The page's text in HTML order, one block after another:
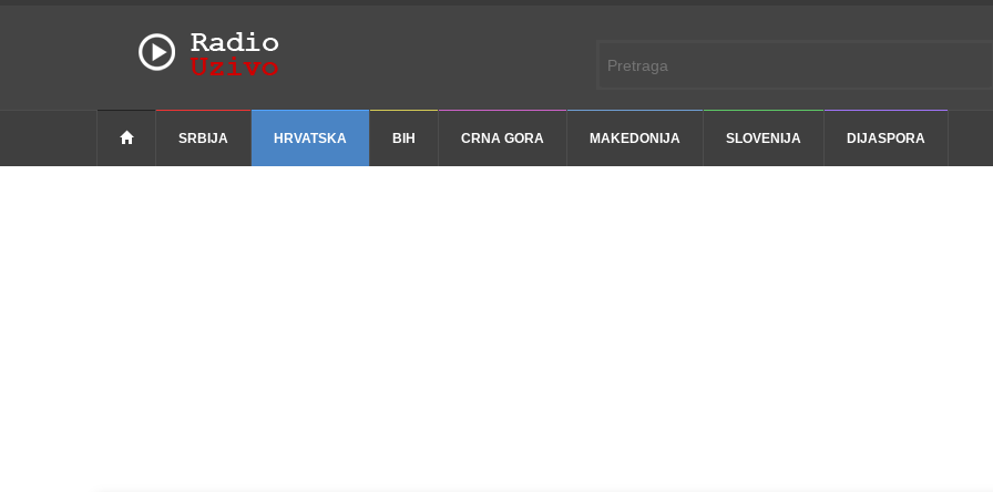
SRBIJA HRVATSKA BIH CRNA GORA MAKEDONIJA SLOVENIJA DIJASPORA